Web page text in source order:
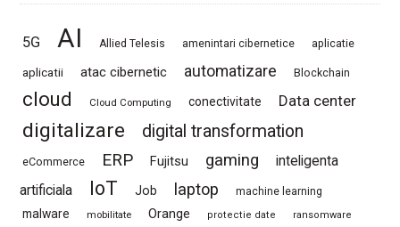
5G AI Allied Telesis amenintari cibernetice aplicatie
aplicatii atac cibernetic automatizare Blockchain
cloud Cloud Computing conectivitate Data center
digitalizare digital transformation
eCommerce ERP Fujitsu gaming
inteligenta
artificiala
IoT Job laptop machine learning
malware mobilitate Orange protectie date ransomware